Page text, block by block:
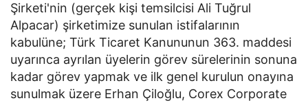
Şirketi'nin (gerçek kişi temsilcisi Ali Tuğrul
Alpacar) şirketimize sunulan istifalarının
kabulüne; Türk Ticaret Kanununun 363. maddesi
uyarınca ayrılan üyelerin görev sürelerinin sonuna
kadar görev yapmak ve ilk genel kurulun onayına
sunulmak üzere Erhan Çiloğlu, Corex Corporate